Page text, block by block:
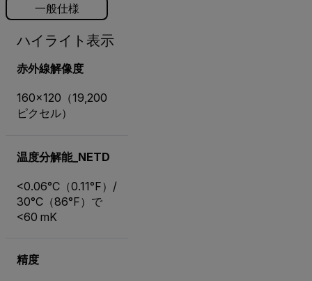
一般仕様
ハイライト表示
赤外線解像度
160×120（19,200
ピクセル）
温度分解能_NETD
<0.06°C（0.11°F）/
30°C（86°F）で
<60 mK
精度